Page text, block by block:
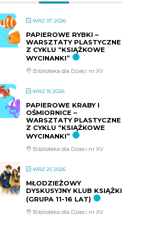
WRZ 07 2026
PAPIEROWE RYBKI –
WARSZTATY PLASTYCZNE
Z CYKLU “KSIĄŻKOWE
WYCINANKI”
Biblioteka dla Dzieci nr XV
WRZ 15 2026
PAPIEROWE KRABY I
OŚMIORNICE –
WARSZTATY PLASTYCZNE
Z CYKLU “KSIĄŻKOWE
WYCINANKI”
Biblioteka dla Dzieci nr XV
WRZ 25 2026
MŁODZIEŻOWY
DYSKUSYJNY KLUB KSIĄŻKI
(GRUPA 11-16 LAT)
Biblioteka dla Dzieci nr XV